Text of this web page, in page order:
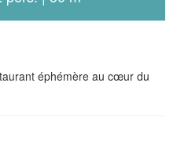
éphémère au cœur du